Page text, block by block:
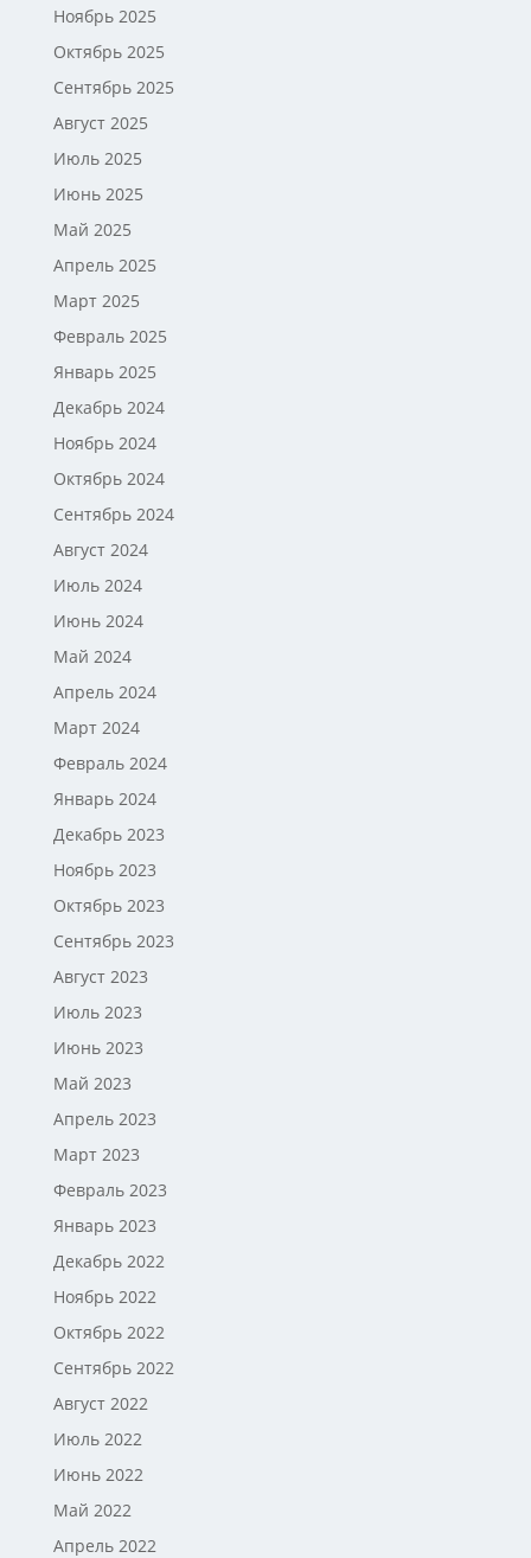
Ноябрь 2025
Октябрь 2025
Сентябрь 2025
Август 2025
Июль 2025
Июнь 2025
Май 2025
Апрель 2025
Март 2025
Февраль 2025
Январь 2025
Декабрь 2024
Ноябрь 2024
Октябрь 2024
Сентябрь 2024
Август 2024
Июль 2024
Июнь 2024
Май 2024
Апрель 2024
Март 2024
Февраль 2024
Январь 2024
Декабрь 2023
Ноябрь 2023
Октябрь 2023
Сентябрь 2023
Август 2023
Июль 2023
Июнь 2023
Май 2023
Апрель 2023
Март 2023
Февраль 2023
Январь 2023
Декабрь 2022
Ноябрь 2022
Октябрь 2022
Сентябрь 2022
Август 2022
Июль 2022
Июнь 2022
Май 2022
Апрель 2022